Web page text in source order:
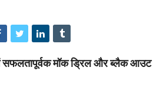
मॉक ड्रिल और ब्लैक आउट